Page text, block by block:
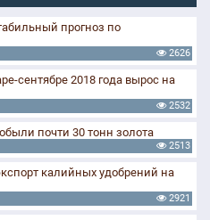
прогноз по
2626
сентябре 2018 года вырос на
2532
почти 30 тонн золота
2513
калийных удобрений на
2921